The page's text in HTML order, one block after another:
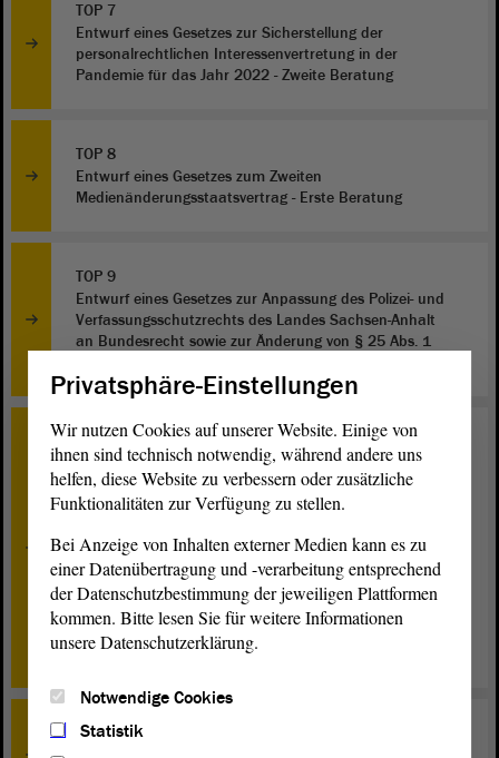
TOP 7
Entwurf eines Gesetzes zur Sicherstellung der
personalrechtlichen Interessenvertretung in der
Pandemie für das Jahr 2022 - Zweite Beratung
TOP 8
Entwurf eines Gesetzes zum Zweiten
Medienänderungsstaatsvertrag - Erste Beratung
TOP 9
Entwurf eines Gesetzes zur Anpassung des Polizei- und
Verfassungsschutzrechts des Landes Sachsen-Anhalt
an Bundesrecht sowie zur Änderung von § 25 Abs. 1
TOP 10
a) Die Pandemie ist nicht vorbei - Das Land muss sich
den neuen Herausforderungen stellen - Zweite
Beratung; b) Die Pandemie wirkungsvoll bekämpfen:
Impfkampagne - Zweite Beratung; c) Kinder und
Jugendliche psychisch entlasten: Angebotsstrukturen
ausbauen - Fachkräfte und Einrichtungen stärken -
Beratung; d) Maßnahmen der Landesregierung zur
Bekämpfung der COVID-19-Pandemie beenden -
Beratung
TOP 12
Privatsphäre-Einstellungen
Wir nutzen Cookies auf unserer Website. Einige von
ihnen sind technisch notwendig, während andere uns
helfen, diese Website zu verbessern oder zusätzliche
Funktionalitäten zur Verfügung zu stellen.
Bei Anzeige von Inhalten externer Medien kann es zu
einer Datenübertragung und -verarbeitung entsprechend
der Datenschutzbestimmung der jeweiligen Plattformen
kommen. Bitte lesen Sie für weitere Informationen
unsere Datenschutzerklärung.
Notwendige Cookies
Statistik